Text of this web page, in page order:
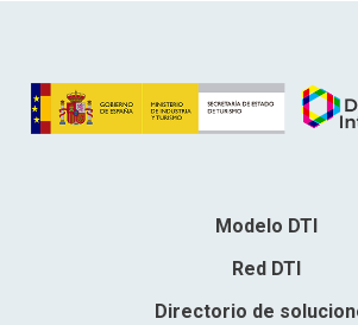
Modelo DTI
Red DTI
Directorio de